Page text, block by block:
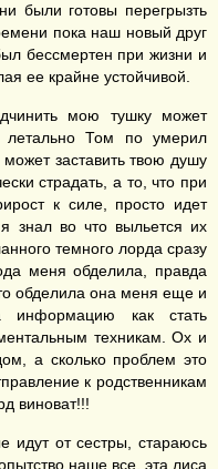
были готовы перегрызть
пока наш новый друг
бессмертен при жизни и
ее крайне устойчивой.
мою тушку может
летально Том по умерил
заставить твою душу
страдать, а то, что при
к силе, просто идет
знал во что выльется их
темного лорда сразу
меня обделила, правда
обделила она меня еще и
как стать
техникам. Ох и
а сколько проблем это
к родственникам
виноват!!!
идут от сестры, стараюсь
наше все, эта лиса